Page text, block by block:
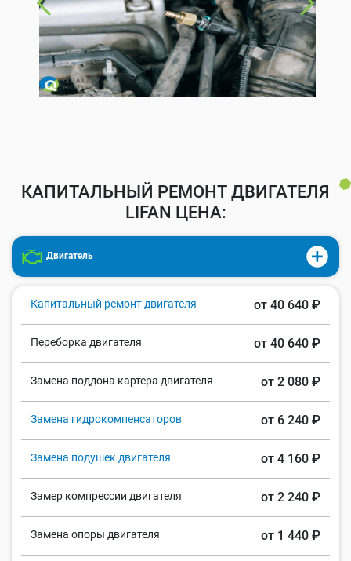
КАПИТАЛЬНЫЙ РЕМОНТ ДВИГАТЕЛЯ
LIFAN ЦЕНА:
Двигатель
Капитальный ремонт двигателя от 40 640 ₽
Переборка двигателя от 40 640 ₽
Замена поддона картера двигателя от 2 080 ₽
Замена гидрокомпенсаторов от 6 240 ₽
Замена подушек двигателя от 4 160 ₽
Замер компрессии двигателя от 2 240 ₽
Замена опоры двигателя от 1 440 ₽